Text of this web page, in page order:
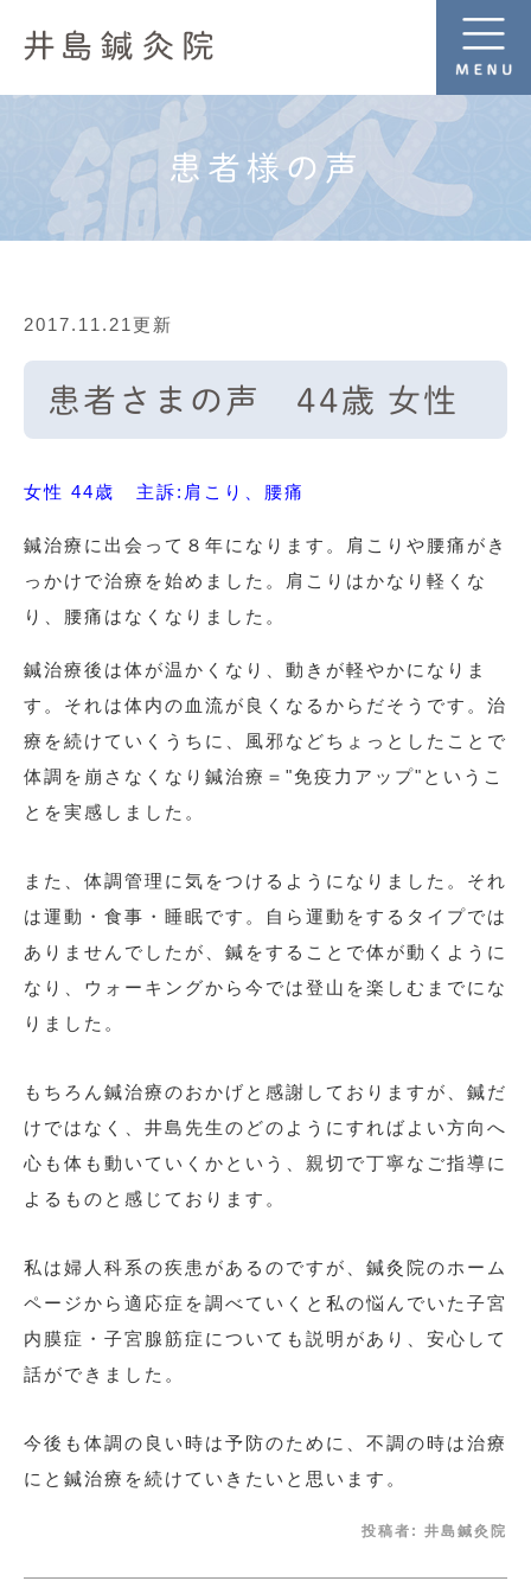
患者様の声
2017.11.21更新
患者さまの声 44歳 女性
女性 44歳 主訴:肩こり、腰痛
鍼治療に出会って８年になります。肩こりや腰痛がき
っかけで治療を始めました。肩こりはかなり軽くな
り、腰痛はなくなりました。
鍼治療後は体が温かくなり、動きが軽やかになりま
す。それは体内の血流が良くなるからだそうです。治
療を続けていくうちに、風邪などちょっとしたことで
体調を崩さなくなり鍼治療＝"免疫力アップ"というこ
とを実感しました。
また、体調管理に気をつけるようになりました。それ
は運動・食事・睡眠です。自ら運動をするタイプでは
ありませんでしたが、鍼をすることで体が動くように
なり、ウォーキングから今では登山を楽しむまでにな
りました。
もちろん鍼治療のおかげと感謝しておりますが、鍼だ
けではなく、井島先生のどのようにすればよい方向へ
心も体も動いていくかという、親切で丁寧なご指導に
よるものと感じております。
私は婦人科系の疾患があるのですが、鍼灸院のホーム
ページから適応症を調べていくと私の悩んでいた子宮
内膜症・子宮腺筋症についても説明があり、安心して
話ができました。
今後も体調の良い時は予防のために、不調の時は治療
にと鍼治療を続けていきたいと思います。
投稿者: 井島鍼灸院